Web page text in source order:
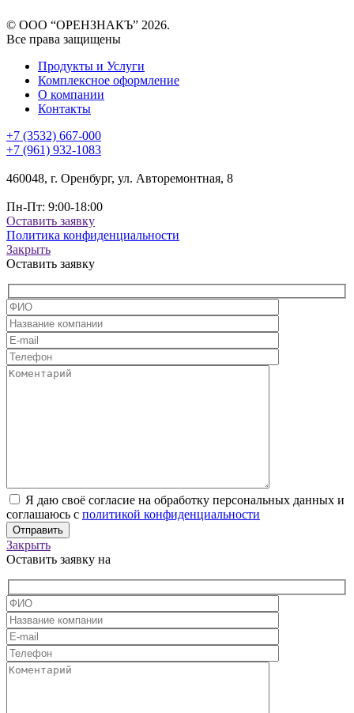
© ООО “ОРЕНЗНАКЪ” 2026.
Все права защищены
Продукты и Услуги
Комплексное оформление
О компании
Контакты
+7 (3532) 667-000
+7 (961) 932-1083
460048, г. Оренбург, ул. Авторемонтная, 8
Пн-Пт: 9:00-18:00
Оставить заявку
Политика конфиденциальности
Закрыть
Оставить заявку
Я даю своё согласие на обработку персональных данных и
соглашаюсь с политикой конфиденциальности
Закрыть
Оставить заявку на